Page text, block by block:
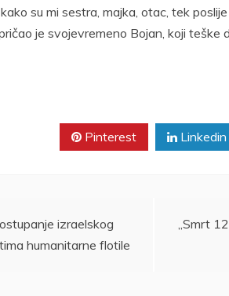
su mi sestra, majka, otac, tek
je svojevremeno Bojan, koji
Pinterest Linkedin
izraelskog
humanitarne flotile
„Smrt